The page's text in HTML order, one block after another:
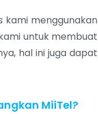
kami menggunakan
untuk membuat
hal ini juga dapat
MiiTel?